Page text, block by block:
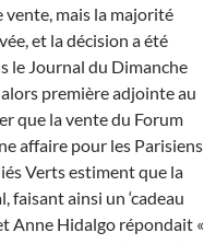
mais la majorité
et la décision a été
le Journal du Dimanche
première adjointe au
que la vente du Forum
affaire pour les Parisiens
Verts estiment que la
faisant ainsi un ‘cadeau
Anne Hidalgo répondait «